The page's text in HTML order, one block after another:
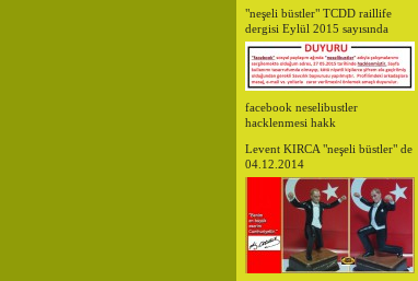
"neşeli büstler" TCDD raillife
dergisi Eylül 2015 sayısında
facebook neselibustler
hacklenmesi hakk
Levent KIRCA "neşeli büstler" de
04.12.2014